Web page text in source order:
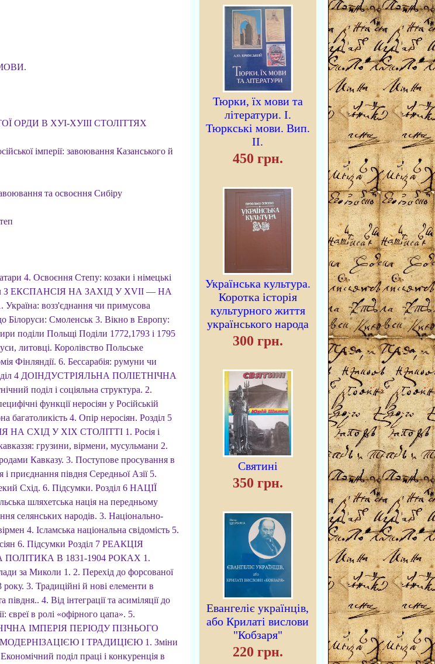
ОРДИ В ХУІ-ХУІІІ СТОЛІТТЯХ
імперії: завоювання Казанського й
та освоєння Сибіру
4. Освоєння Степу: козаки і німецькі
З ЕКСПАНСІЯ НА ЗАХІД У XVII — НА
возз'єднання чи примусова
Білоруси: Смоленськ 3. Вікно в Европу:
поділи Польщі Поділи 1772,1793 і 1795
литовці. Королівство Польське
Фінляндії. 6. Бессарабія: румуни чи
4 ДОІНДУСТРІЯЛЬНА ПОЛІЕТНІЧНА
поділ і соціяльна структура. 2.
функції неросіян у Російській
багатоликість 4. Опір неросіян. Розділ 5
СХІД У XIX СТОЛІТТІ 1. Росія і
грузини, вірмени, мусульмани 2.
Кавказу. 3. Поступове просування в
і приєднання півдня Середньої Азії 5.
Схід. 6. Підсумки. Розділ 6 НАЦІЇ
шляхетська нація на передньому
селянських народів. 3. Національно-
4. Ісламська національна свідомість 5.
6. Підсумки Розділ 7 РЕАКЦІЯ
В 1831-1904 РОКАХ 1.
за Миколи 1. 2. Перехід до форсованої
року. 3. Традиційні й нові елементи в
4. Від інтеграції та асиміляції до
євреї в ролі «офірного цапа». 5.
ІМПЕРІЯ ПЕРІОДУ ПІЗНЬОГО
І ТРАДИЦІЄЮ 1. Зміни
поділ праці і конкуренція в
Тюрки, їх мови та
літератури. I.
Тюркські мови. Вип.
II.
450 грн.
Українська культура.
Коротка історія
культурного життя
українського народа
300 грн.
Святині
350 грн.
Евангеліє українців,
або Крилаті вислови
"Кобзаря"
220 грн.